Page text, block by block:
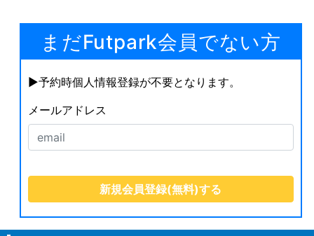
まだFutpark会員でない方
▶︎予約時個人情報登録が不要となります。
メールアドレス